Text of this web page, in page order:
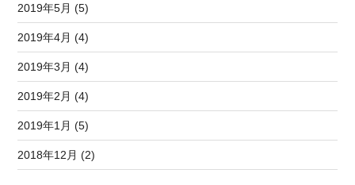
2019年5月 (5)
2019年4月 (4)
2019年3月 (4)
2019年2月 (4)
2019年1月 (5)
2018年12月 (2)